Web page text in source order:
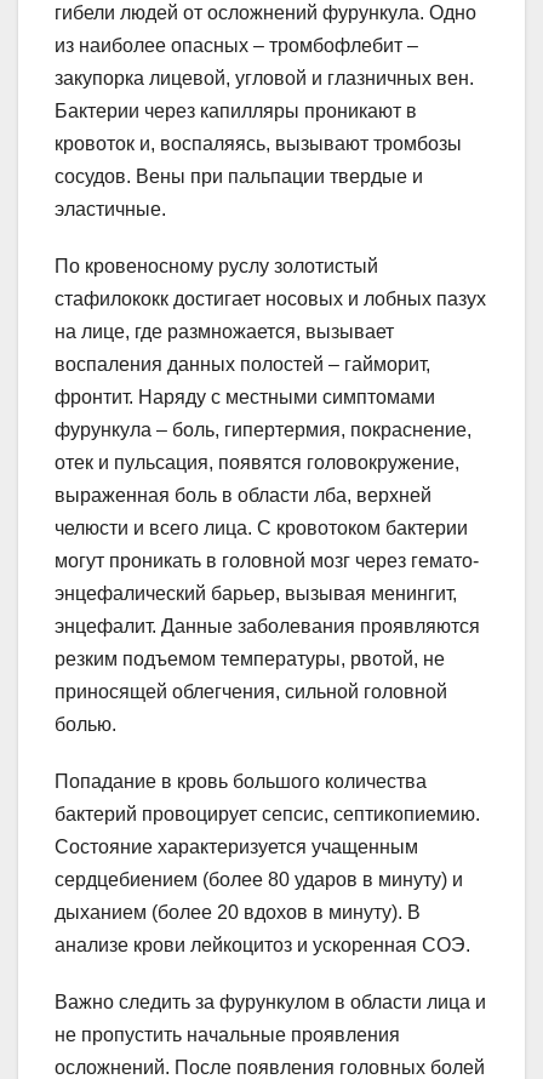
гибели людей от осложнений фурункула. Одно
из наиболее опасных – тромбофлебит –
закупорка лицевой, угловой и глазничных вен.
Бактерии через капилляры проникают в
кровоток и, воспаляясь, вызывают тромбозы
сосудов. Вены при пальпации твердые и
эластичные.
По кровеносному руслу золотистый
стафилококк достигает носовых и лобных пазух
на лице, где размножается, вызывает
воспаления данных полостей – гайморит,
фронтит. Наряду с местными симптомами
фурункула – боль, гипертермия, покраснение,
отек и пульсация, появятся головокружение,
выраженная боль в области лба, верхней
челюсти и всего лица. С кровотоком бактерии
могут проникать в головной мозг через гемато-
энцефалический барьер, вызывая менингит,
энцефалит. Данные заболевания проявляются
резким подъемом температуры, рвотой, не
приносящей облегчения, сильной головной
болью.
Попадание в кровь большого количества
бактерий провоцирует сепсис, септикопиемию.
Состояние характеризуется учащенным
сердцебиением (более 80 ударов в минуту) и
дыханием (более 20 вдохов в минуту). В
анализе крови лейкоцитоз и ускоренная СОЭ.
Важно следить за фурункулом в области лица и
не пропустить начальные проявления
осложнений. После появления головных болей